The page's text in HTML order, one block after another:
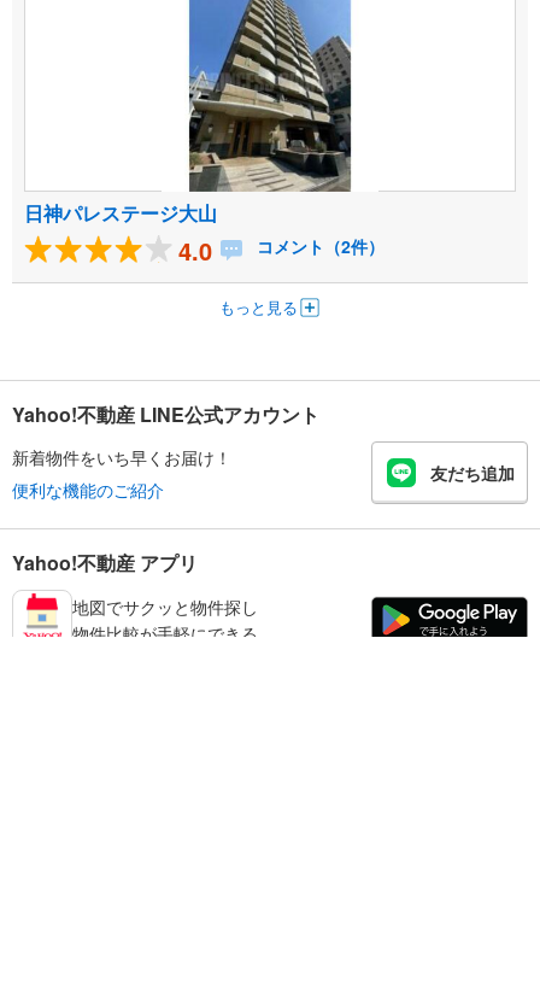
日神パレステージ大山
4.0 コメント（2件）
もっと見る
Yahoo!不動産 LINE公式アカウント
新着物件をいち早くお届け！
便利な機能のご紹介
友だち追加
Yahoo!不動産 アプリ
地図でサクッと物件探し
物件比較が手軽にできる